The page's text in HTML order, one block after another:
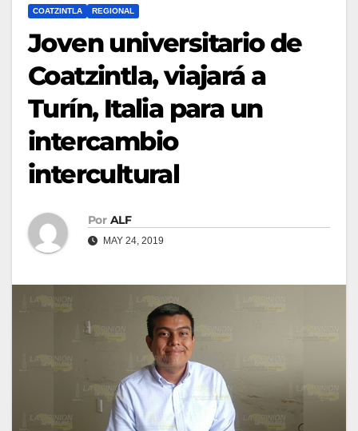
COATZINTLA REGIONAL
Joven universitario de
Coatzintla, viajará a
Turín, Italia para un
intercambio
intercultural
Por ALF
MAY 24, 2019